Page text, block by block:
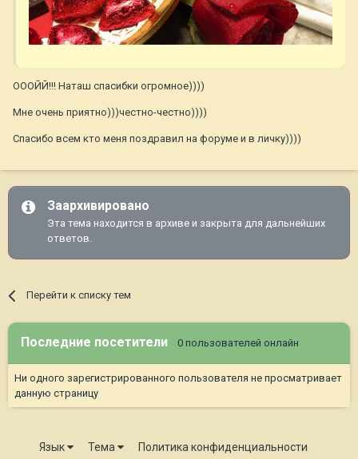
ОООЙЙ!!! Наташ спасибки огромное))))
Мне очень приятно)))честно-честно))))
Спасибо всем кто меня поздравил на форуме и в личку))))
Заархивировано
Эта тема находится в архиве и закрыта для дальнейших
ответов.
Перейти к списку тем
Последние посетители 0 пользователей онлайн
Ни одного зарегистрированного пользователя не просматривает
данную страницу
Язык Тема
Политика конфиденциальности